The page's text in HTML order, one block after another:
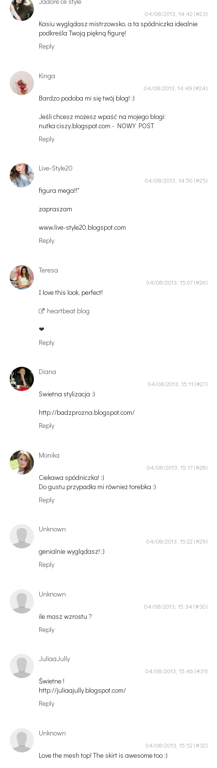
04/08/2013, 14:42
Kasiu wyglądasz mistrzowsko, a ta spódniczka idealnie
podkreśla Twoją piękną figurę!
Reply
Kinga
04/08/2013, 14:49
Bardzo podoba mi się twój blog! :)
Jeśli chcesz możesz wpaść na mojego blogi:
nutka ciszy.blogspot.com - NOWY POST
Reply
Live-Style20
04/08/2013, 14:50
figura mega!!"
zapraszam
www.live-style20.blogspot.com
Reply
Teresa
04/08/2013, 15:07
I love this look, perfect!
heartbeat blog
❤
Reply
Diana
04/08/2013, 15:11
Swietna stylizacja :)
http://badzprozna.blogspot.com/
Reply
Monika
04/08/2013, 15:17
Ciekawa spódniczka! :)
Do gustu przypadła mi również torebka :)
Reply
Unknown
04/08/2013, 15:22
genialnie wyglądasz! ;)
Reply
Unknown
04/08/2013, 15:34
ile masz wzrostu ?
Reply
JuliaaJully
04/08/2013, 15:46
Świetne !
http://juliaajully.blogspot.com/
Reply
Unknown
04/08/2013, 15:52
Love the mesh top! The skirt is awesome too :)